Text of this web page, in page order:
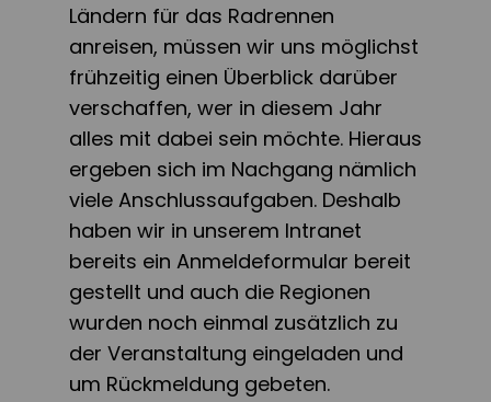
Ländern für das Radrennen
anreisen, müssen wir uns möglichst
frühzeitig einen Überblick darüber
verschaffen, wer in diesem Jahr
alles mit dabei sein möchte. Hieraus
ergeben sich im Nachgang nämlich
viele Anschlussaufgaben. Deshalb
haben wir in unserem Intranet
bereits ein Anmeldeformular bereit
gestellt und auch die Regionen
wurden noch einmal zusätzlich zu
der Veranstaltung eingeladen und
um Rückmeldung gebeten.